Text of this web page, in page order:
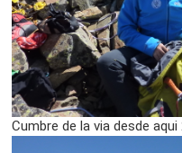
Cumbre de la via desde